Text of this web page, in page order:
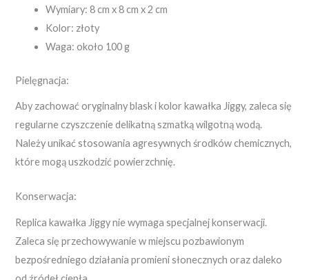
Wymiary: 8 cm x 8 cm x 2 cm
Kolor: złoty
Waga: około 100 g
Pielęgnacja:
Aby zachować oryginalny blask i kolor kawałka Jiggy, zaleca się
regularne czyszczenie delikatną szmatką wilgotną wodą.
Należy unikać stosowania agresywnych środków chemicznych,
które mogą uszkodzić powierzchnię.
Konserwacja:
Replica kawałka Jiggy nie wymaga specjalnej konserwacji.
Zaleca się przechowywanie w miejscu pozbawionym
bezpośredniego działania promieni słonecznych oraz daleko